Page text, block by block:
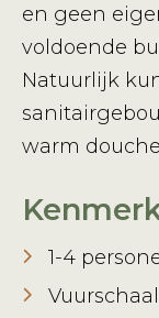
en geen
voldoende
Natuurlijk
warm
1-4
Vuurschaal